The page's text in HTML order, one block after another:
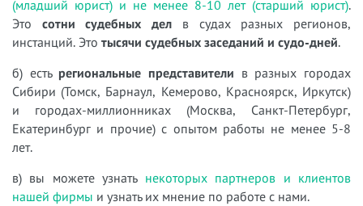
(младший юрист) и не менее 8-10 лет (старший юрист).
Это сотни судебных дел в судах разных регионов,
инстанций. Это тысячи судебных заседаний и судо-дней.
б) есть региональные представители в разных городах
Сибири (Томск, Барнаул, Кемерово, Красноярск, Иркутск)
и городах-миллионниках (Москва, Санкт-Петербург,
Екатеринбург и прочие) с опытом работы не менее 5-8
лет.
в) вы можете узнать некоторых партнеров и клиентов
нашей фирмы и узнать их мнение по работе с нами.